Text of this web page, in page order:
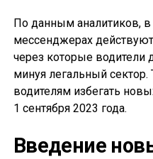
По данным аналитиков, в
мессенджерах
через которые водители
минуя легальный
водителям избегать
1 сентября 2023 года.
Введение